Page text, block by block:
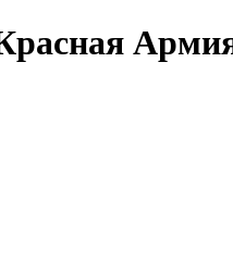
Красная